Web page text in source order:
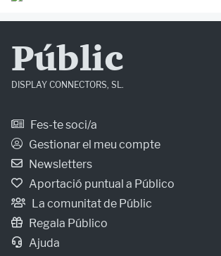
Públic
DISPLAY CONNECTORS, SL.
Fes-te soci/a
Gestionar el meu compte
Newsletters
Aportació puntual a Público
La comunitat de Públic
Regala Público
Ajuda